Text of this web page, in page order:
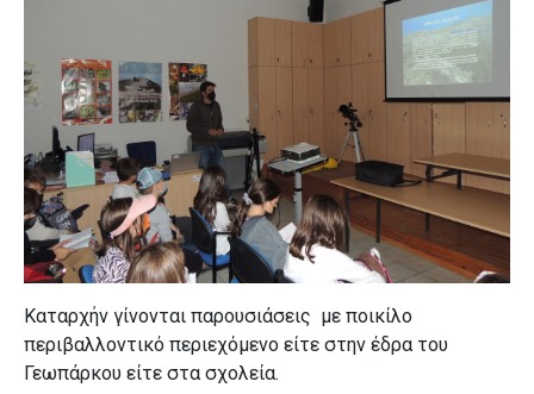
Καταρχήν γίνονται παρουσιάσεις με ποικίλο
περιβαλλοντικό περιεχόμενο είτε στην έδρα του
Γεωπάρκου είτε στα σχολεία.